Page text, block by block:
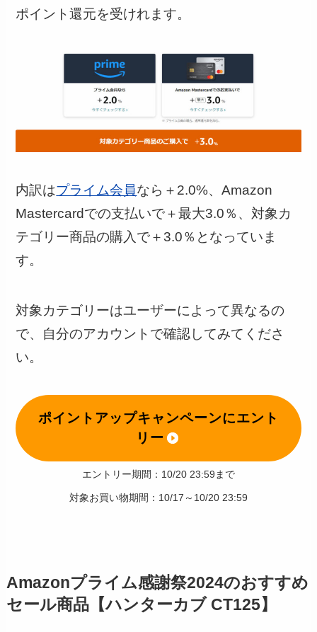
ポイント還元を受けれます。
内訳はプライム会員なら＋2.0%、Amazon
Mastercardでの支払いで＋最大3.0％、対象カ
テゴリー商品の購入で＋3.0％となっていま
す。
対象カテゴリーはユーザーによって異なるの
で、自分のアカウントで確認してみてくださ
い。
ポイントアップキャンペーンにエント
リー
エントリー期間：10/20 23:59まで
対象お買い物期間：10/17～10/20 23:59
Amazonプライム感謝祭2024のおすすめ
セール商品【ハンターカブ CT125】